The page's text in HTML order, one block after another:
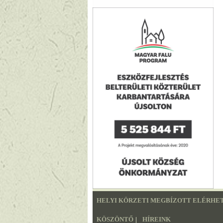
HELYI KÖRZETI MEGBÍZOTT
KÖSZÖNTŐ | HÍREINK